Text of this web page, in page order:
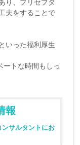
り、プリセプタ
夫をすることで
いった福利厚生
ートな時間もしっ
報
サルタントにお